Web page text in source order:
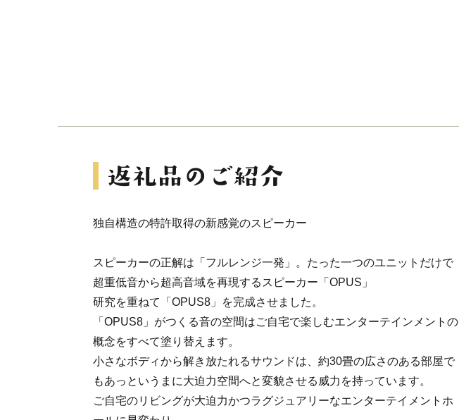
独自構造の特許取得の新感覚のスピーカー
スピーカーの正解は「フルレンジ一発」。たった一つのユニットだけで
超重低音から超高音域を再現するスピーカー「OPUS」
研究を重ねて「OPUS8」を完成させました。
「OPUS8」がつくる音の空間はご自宅で楽しむエンターテインメントの
概念をすべて塗り替えます。
小さなボディから解き放たれるサウンドは、約30畳の広さのある部屋で
もあっというまに大迫力空間へと変貌させる威力を持っています。
ご自宅のリビングが大迫力かつラグジュアリーなエンターテイメントホ